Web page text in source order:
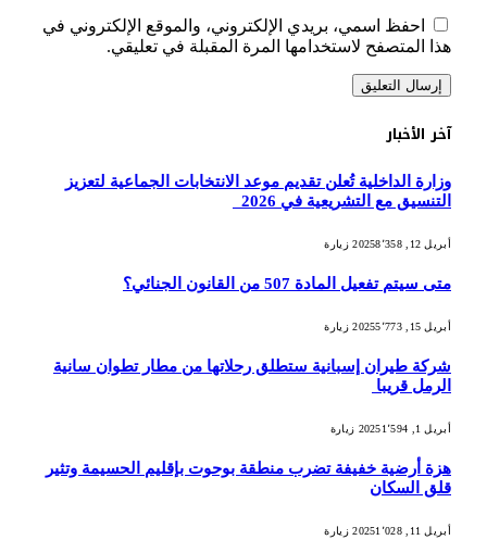
احفظ اسمي، بريدي الإلكتروني، والموقع الإلكتروني في
هذا المتصفح لاستخدامها المرة المقبلة في تعليقي.
آخر الأخبار
وزارة الداخلية تُعلن تقديم موعد الانتخابات الجماعية لتعزيز
التنسيق مع التشريعية في 2026
أبريل 12, 2025 8٬358 زيارة
متى سيتم تفعيل المادة 507 من القانون الجنائي؟
أبريل 15, 2025 5٬773 زيارة
شركة طيران إسبانية ستطلق رحلاتها من مطار تطوان سانية
الرمل قريبا
أبريل 1, 2025 1٬594 زيارة
هزة أرضية خفيفة تضرب منطقة بوحوت بإقليم الحسيمة وتثير
قلق السكان
أبريل 11, 2025 1٬028 زيارة